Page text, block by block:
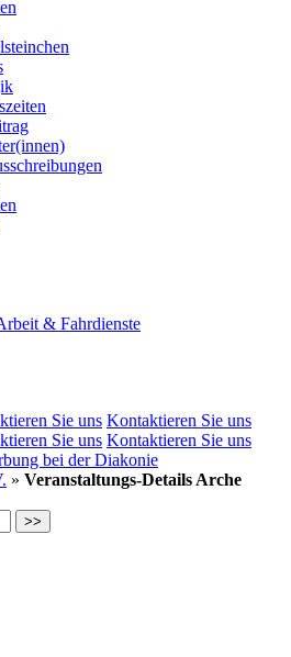
& Fahrdienste
Sie uns Kontaktieren Sie uns
Sie uns Kontaktieren Sie uns
bei der Diakonie
» Veranstaltungs-Details Arche
>>